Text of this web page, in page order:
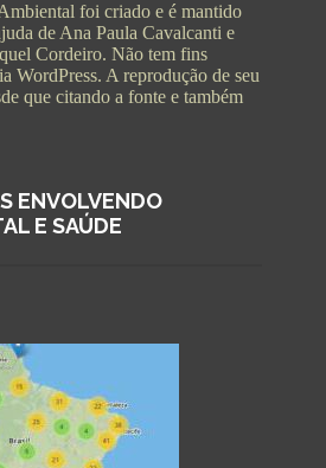
foi criado e é mantido
de Ana Paula Cavalcanti e
Cordeiro. Não tem fins
WordPress. A reprodução de seu
que citando a fonte e também
ENVOLVENDO
E SAÚDE